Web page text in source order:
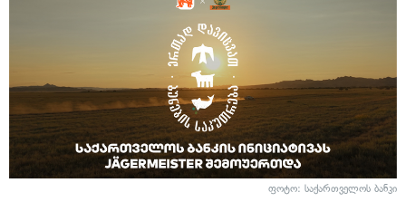
ფოტო: საქართველოს ბანკი